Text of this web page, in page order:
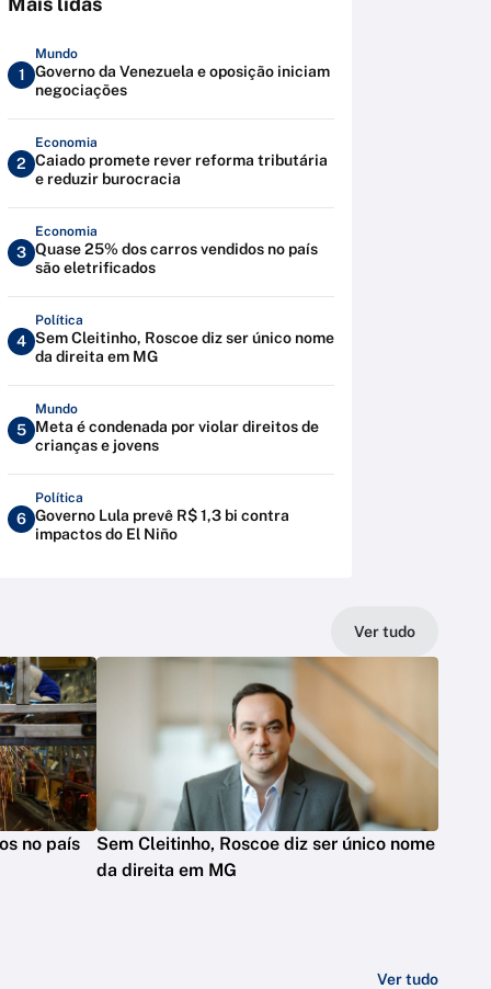
1
Mundo
Governo da Venezuela e oposição iniciam
negociações
2
Economia
Caiado promete rever reforma tributária
e reduzir burocracia
3
Economia
Quase 25% dos carros vendidos no país
são eletrificados
4
Política
Sem Cleitinho, Roscoe diz ser único nome
da direita em MG
5
Mundo
Meta é condenada por violar direitos de
crianças e jovens
6
Política
Governo Lula prevê R$ 1,3 bi contra
impactos do El Niño
Ver tudo
no país
Sem Cleitinho, Roscoe diz ser único nome
da direita em MG
Ver tudo